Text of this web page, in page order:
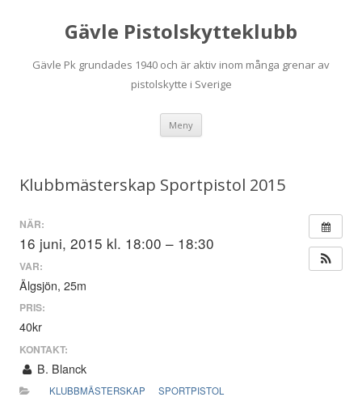
Gävle Pistolskytteklubb
Gävle Pk grundades 1940 och är aktiv inom många grenar av
pistolskytte i Sverige
Meny
Klubbmästerskap Sportpistol 2015
NÄR:
16 juni, 2015 kl. 18:00 – 18:30
VAR:
Älgsjön, 25m
PRIS:
40kr
KONTAKT:
B. Blanck
KLUBBMÄSTERSKAP
SPORTPISTOL